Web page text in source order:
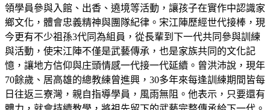
領學員參與入館、出香、遶境等活動，讓孩子在實作中認識家
鄉文化，體會忠義精神與團隊紀律。宋江陣歷經世代接棒，現
今更有不少祖孫3代同為組員，從長輩到下一代共同參與訓練
與活動，使宋江陣不僅是武藝傳承，也是家族共同的文化記
憶，讓地方信仰與庄頭情感一代接一代延續。曾洪沛說，現年
70餘歲、居高雄的總教練曾進興，30多年來每逢訓練期間皆每
日往返三寮灣，親自指導學員，風雨無阻。他表示，只要還有